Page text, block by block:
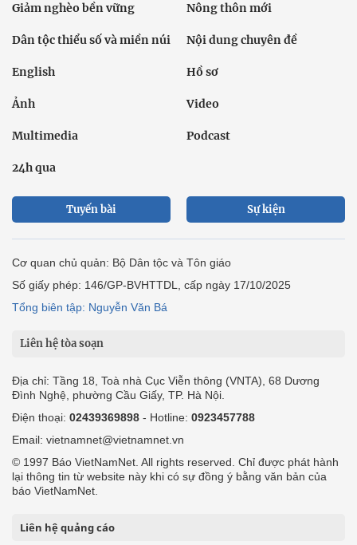
Giảm nghèo bền vững Nông thôn mới
Dân tộc thiểu số và miền núi Nội dung chuyên đề
English Hồ sơ
Ảnh Video
Multimedia Podcast
24h qua
Tuyến bài Sự kiện
Cơ quan chủ quản: Bộ Dân tộc và Tôn giáo
Số giấy phép: 146/GP-BVHTTDL, cấp ngày 17/10/2025
Tổng biên tập: Nguyễn Văn Bá
Liên hệ tòa soạn
Địa chỉ: Tầng 18, Toà nhà Cục Viễn thông (VNTA), 68 Dương
Đình Nghệ, phường Cầu Giấy, TP. Hà Nội.
Điện thoại: 02439369898 - Hotline: 0923457788
Email: vietnamnet@vietnamnet.vn
© 1997 Báo VietNamNet. All rights reserved. Chỉ được phát hành
lại thông tin từ website này khi có sự đồng ý bằng văn bản của
báo VietNamNet.
Liên hệ quảng cáo